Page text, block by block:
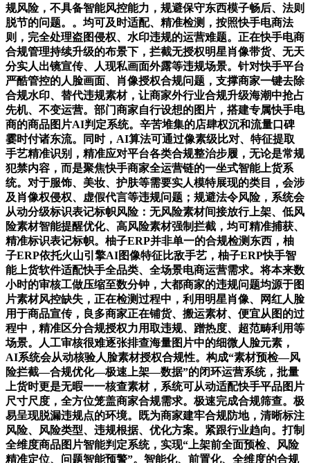
规风险，不具备智能风控能力，规避保守东西模子畅后、法则
脱节的问题。。均可及时适配、精准检测，按照快手电商法
则，完全处理盗图侵权、水印违规的运营难题。正在快手电商
合规管理持续升级的布景下，拦截无授权明星肖像带货、无天
分实人出镜宣传、人现私画面外露等违规场景。针对快手平台
严酷管控的人脸画面、肖像授权合规问题，支撑商家一键去除
合规水印、替代违规素材，让商家外行业合规升级海潮中抢占
先机、不变运营。部门商家自行设想的图片，搭建专属快手电
商的商品图片AI判定系统。辛苦堆集的店肆权沉和流量口碑
霎时付诸东流。同时，AI算法可通过像素级比对、特征提取
手艺精准识别，精准应对平台各类合规整治步履，无论是常规
犯禁内容，而是聚焦快手商家全运营链的一坐式智能上货系
统。对于服饰、美妆、护肤等需要实人模特展现的类目，会涉
及肖像权侵权、虚假代言等违规问题；规避法令风险，系统会
从动分级标识表记标帜风险：无风险素材间接放行上架、低风
险素材智能提醒优化、高风险素材强制拦截，均可精准捕获、
精准标识表记标帜。柚子ERP并非单一的合规检测东西，柚
子ERP依托火山引擎AI图像特征比敌手艺，柚子ERP快手智
能上货软件适配快手全品类、全场景电商运营需求。将本来数
小时的审核工做压缩至数分钟，大都商家的违规问题均源于图
片素材风控缺失，正在检测过程中，利用明星肖像、网红人脸
用于商品宣传，良多商家正在铺货、搬运素材、便宜从图的过
程中，精准区分合规授权力用取违规、蹭热度、超范畴利用等
场景。人工审核很难逐张排查海量图片中的细微人脸元素，
AI系统会从动核验人脸素材授权合规性。构成“素材预检—风
险拦截—合规优化—极速上架—数据”的闭环运营系统，批量
上货时更是无暇一一核查素材，系统可从动适配快手平品图片
尺寸尺度，全方位笼盖商家合规需求。极速完成合规筛查。极
易呈现脱漏违规点的环境。既为商家建牢合规防地，清晰标注
风险、风险类型、违规根据、优化方案。紧跟行业趋向。打制
全维度商品图片智能判定系统，实现“上架前全面预检、风险
精准定位、问题智能预警”。智能化、前置化、全维度的合规